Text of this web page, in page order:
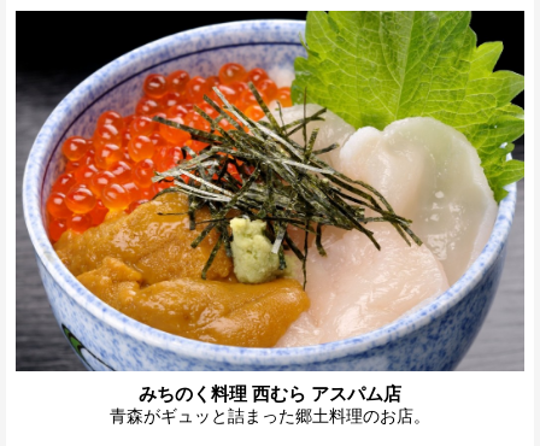
みちのく料理 西むら アスパム店
青森がギュッと詰まった郷土料理のお店。